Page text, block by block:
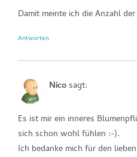
Damit meinte ich die Anzahl
Antworten
Nicosagt:
Es ist mir ein inneres
sich schon wohl fühlen :-).
Ich bedanke mich für den